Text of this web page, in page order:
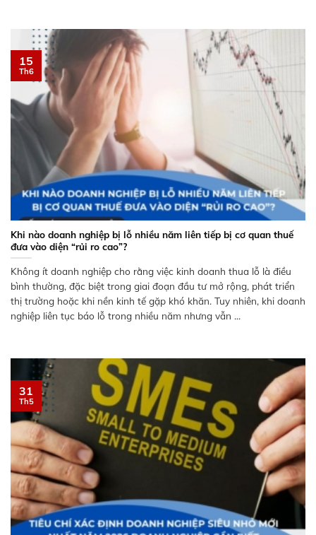
Khi nào doanh nghiệp bị lỗ nhiều năm liên tiếp bị cơ quan thuế
đưa vào diện “rủi ro cao”?
Không ít doanh nghiệp cho rằng việc kinh doanh thua lỗ là điều
bình thường, đặc biệt trong giai đoạn đầu tư mở rộng, phát triển
thị trường hoặc khi nền kinh tế gặp khó khăn. Tuy nhiên, khi doanh
nghiệp liên tục báo lỗ trong nhiều năm nhưng vẫn ...
15
Th6
31
Th5